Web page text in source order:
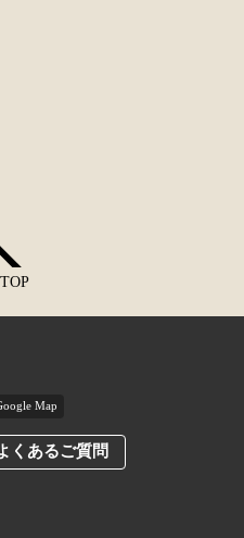
Map
くあるご質問